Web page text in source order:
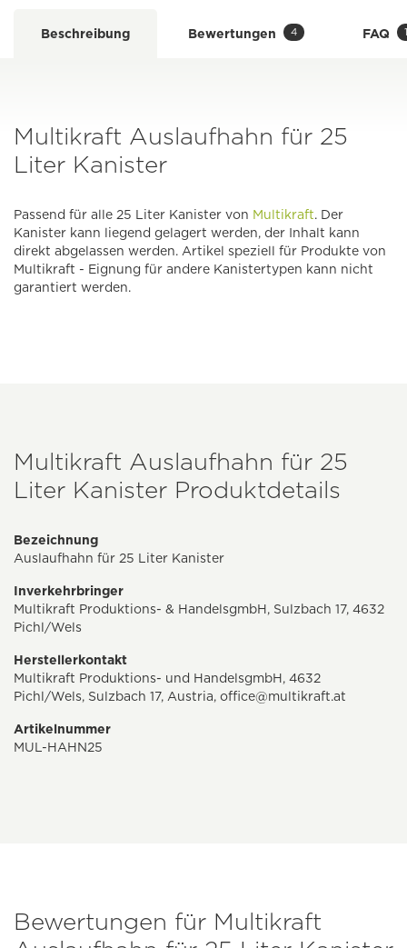
Beschreibung Bewertungen 4 FAQ 1
Multikraft Auslaufhahn für 25
Liter Kanister
Passend für alle 25 Liter Kanister von Multikraft. Der
Kanister kann liegend gelagert werden, der Inhalt kann
direkt abgelassen werden. Artikel speziell für Produkte von
Multikraft - Eignung für andere Kanistertypen kann nicht
garantiert werden.
Multikraft Auslaufhahn für 25
Liter Kanister Produktdetails
Bezeichnung
Auslaufhahn für 25 Liter Kanister
Inverkehrbringer
Multikraft Produktions- & HandelsgmbH, Sulzbach 17, 4632
Pichl/Wels
Herstellerkontakt
Multikraft Produktions- und HandelsgmbH, 4632
Pichl/Wels, Sulzbach 17, Austria, office@multikraft.at
Artikelnummer
MUL-HAHN25
Bewertungen für Multikraft